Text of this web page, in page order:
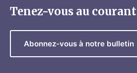
Tenez-vous au courant
Abonnez-vous à notre bulletin